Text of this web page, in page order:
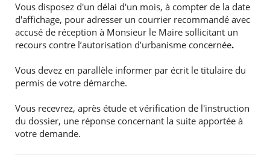
Vous disposez d'un délai d'un mois, à compter de la date
d'affichage, pour adresser un courrier recommandé avec
accusé de réception à Monsieur le Maire sollicitant un
recours contre l’autorisation d’urbanisme concernée.
Vous devez en parallèle informer par écrit le titulaire du
permis de votre démarche.
Vous recevrez, après étude et vérification de l'instruction
du dossier, une réponse concernant la suite apportée à
votre demande.